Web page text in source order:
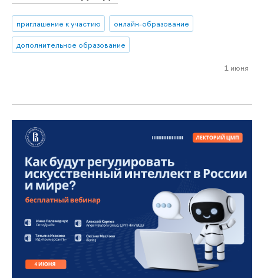
приглашение к участию
онлайн-образование
дополнительное образование
1 июня